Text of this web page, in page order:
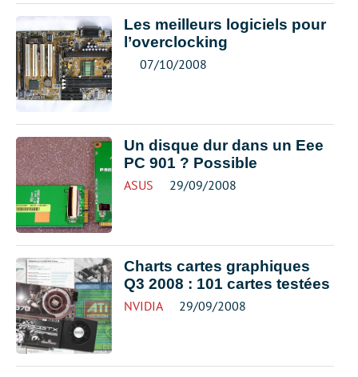
Les meilleurs logiciels pour
l’overclocking
07/10/2008
Un disque dur dans un Eee
PC 901 ? Possible
ASUS 29/09/2008
Charts cartes graphiques
Q3 2008 : 101 cartes testées
NVIDIA 29/09/2008